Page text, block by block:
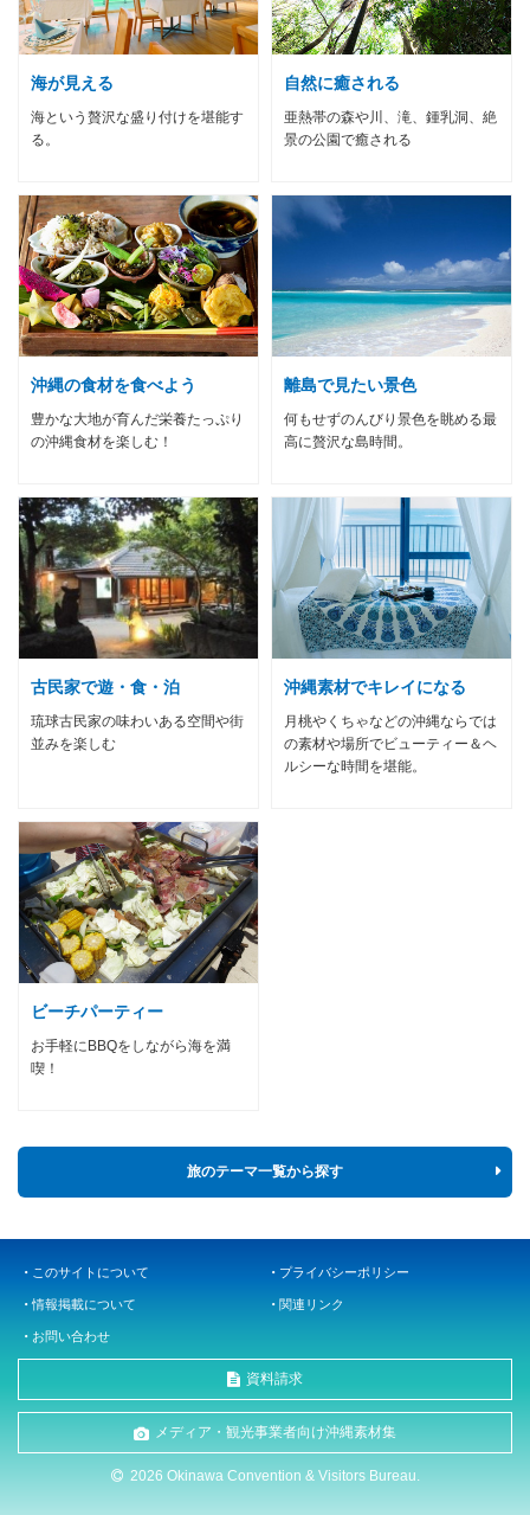
海が見える
海という贅沢な盛り付けを堪能す
る。
自然に癒される
亜熱帯の森や川、滝、鍾乳洞、絶
景の公園で癒される
沖縄の食材を食べよう
豊かな大地が育んだ栄養たっぷり
の沖縄食材を楽しむ！
離島で見たい景色
何もせずのんびり景色を眺める最
高に贅沢な島時間。
古民家で遊・食・泊
琉球古民家の味わいある空間や街
並みを楽しむ
沖縄素材でキレイになる
月桃やくちゃなどの沖縄ならでは
の素材や場所でビューティー＆ヘ
ルシーな時間を堪能。
ビーチパーティー
お手軽にBBQをしながら海を満
喫！
旅のテーマ一覧から探す
このサイトについて プライバシーポリシー
情報掲載について 関連リンク
お問い合わせ
資料請求
メディア・観光事業者向け沖縄素材集
2026 Okinawa Convention & Visitors Bureau.